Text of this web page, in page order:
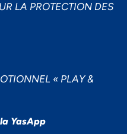
LA PROTECTION DES
« PLAY &
YasApp